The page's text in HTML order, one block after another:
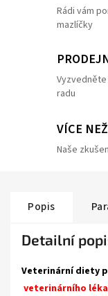
Rádi vám
mazlíčky
radu
VÍCE
Naše
Popis
Detailní
Veterinární diety
veterinárního